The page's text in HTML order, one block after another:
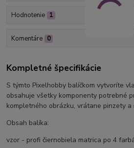
Hodnotenie 1
Komentáre 0
Kompletné špecifikácie
S týmto Pixelhobby balíčkom vytvoríte
obsahuje všetky komponenty potrebné
kompletného obrázku, vrátane pinzety a
Obsah balíka:
vzor - profi čiernobiela matrica po 4